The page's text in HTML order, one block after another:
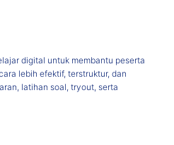
digital untuk membantu peserta
lebih efektif, terstruktur, dan
latihan soal, tryout, serta